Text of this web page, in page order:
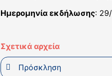
Ημερομηνία εκδήλωσης:
Σχετικά αρχεία
Πρόσκληση